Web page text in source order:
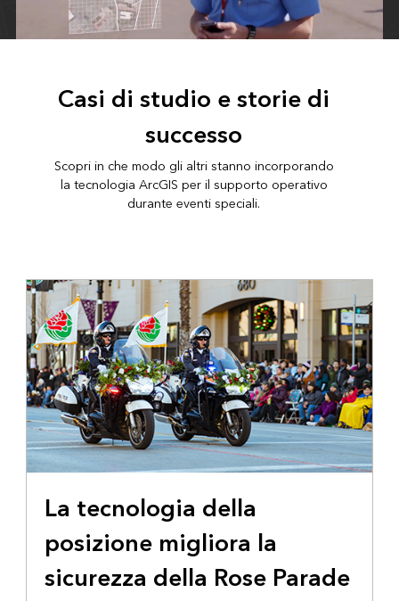
Casi di studio e storie di
successo
Scopri in che modo gli altri stanno incorporando
la tecnologia ArcGIS per il supporto operativo
durante eventi speciali.
La tecnologia della
posizione migliora la
sicurezza della Rose Parade